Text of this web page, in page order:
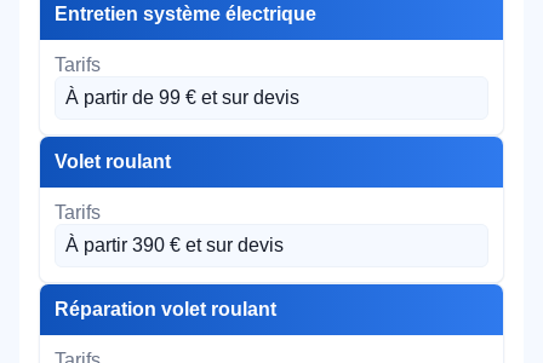
Entretien système électrique
À partir de 99 € et sur devis
Volet roulant
À partir 390 € et sur devis
Réparation volet roulant